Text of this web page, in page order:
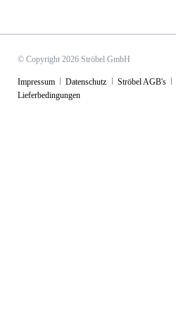
© Copyright 2026 Ströbel GmbH
Navigation
überspringen
Impressum Datenschutz Ströbel AGB's
Lieferbedingungen